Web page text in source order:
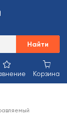
Найти
Корзина